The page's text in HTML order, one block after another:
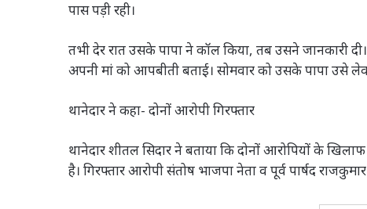
पास पड़ी रही।
तभी देर रात उसके पापा ने कॉल किया, तब उसने जानकारी
अपनी मां को आपबीती बताई। सोमवार को उसके पापा उसे
थानेदार ने कहा- दोनों आरोपी गिरफ्तार
थानेदार शीतल सिदार ने बताया कि दोनों आरोपियों के
है। गिरफ्तार आरोपी संतोष भाजपा नेता व पूर्व पार्षद